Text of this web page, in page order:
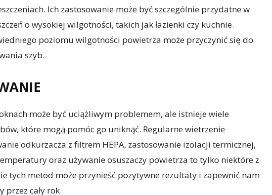
Ich zastosowanie może być szczególnie przydatne w
o wysokiej wilgotności, takich jak łazienki czy kuchnie.
poziomu wilgotności powietrza może przyczynić się do
szyb.
może być uciążliwym problemem, ale istnieje wiele
które mogą pomóc go uniknąć. Regularne wietrzenie
odkurzacza z filtrem HEPA, zastosowanie izolacji termicznej,
oraz używanie osuszaczy powietrza to tylko niektóre z
tych metod może przynieść pozytywne rezultaty i zapewnić nam
przez cały rok.